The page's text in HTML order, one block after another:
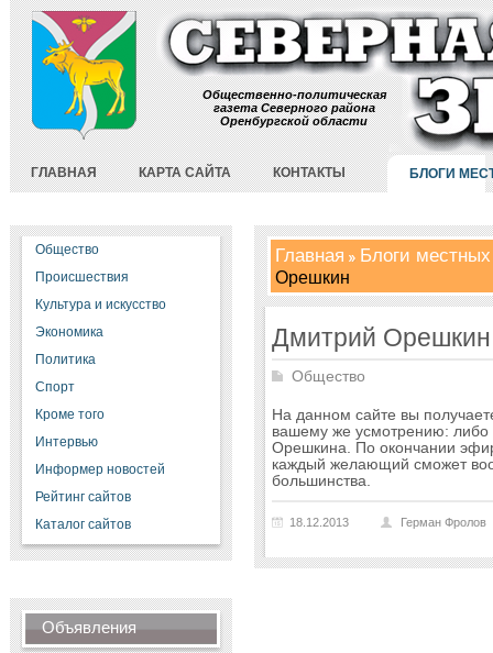
Общественно-политическая
газета Северного района
Оренбургской области
ГЛАВНАЯ КАРТА САЙТА КОНТАКТЫ БЛОГИ
Общество
Происшествия
Культура и искусство
Экономика
Политика
Спорт
Кроме того
Интервью
Информер новостей
Рейтинг сайтов
Каталог сайтов
Объявления
Главная Блоги
Орешкин
Дмитрий Орешкин
Общество
На данном сайте вы
вашему же усмотрению: либо
Орешкина. По окончании
каждый желающий сможет
большинства.
18.12.2013 Герман Фролов